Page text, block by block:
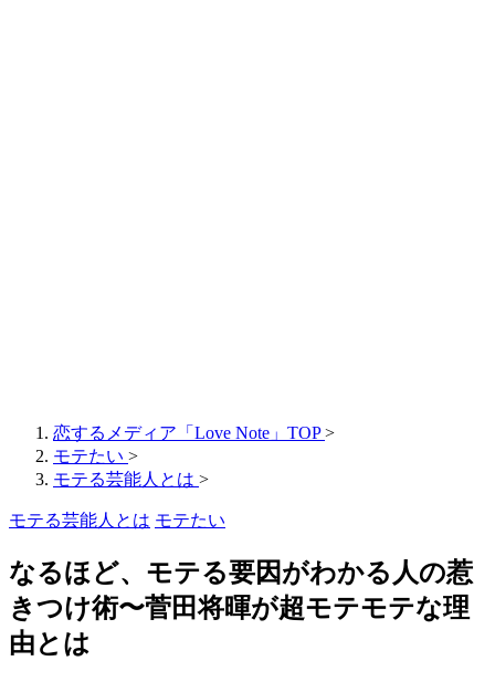
恋するメディア「Love Note」TOP >
モテたい >
モテる芸能人とは >
モテる芸能人とは モテたい
なるほど、モテる要因がわかる人の惹
きつけ術〜菅田将暉が超モテモテな理
由とは